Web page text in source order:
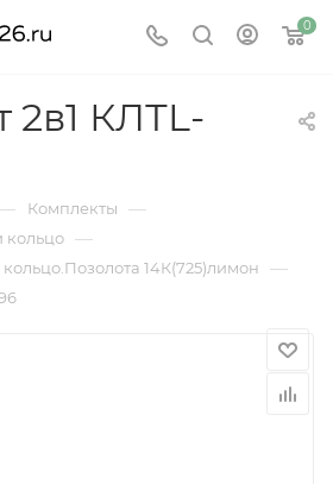
0
2в1 КЛТL-
Комплекты —
кольцо —
14К(725)лимон —